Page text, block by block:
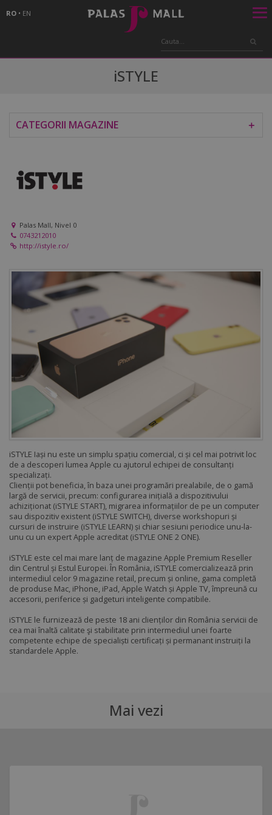
RO • EN
iSTYLE
CATEGORII MAGAZINE ＋
Palas Mall, Nivel 0
0743212010
http://istyle.ro/
iSTYLE Iași nu este un simplu spațiu comercial, ci și cel mai potrivit loc
de a descoperi lumea Apple cu ajutorul echipei de consultanți
specializați.
Clienții pot beneficia, în baza unei programări prealabile, de o gamă
largă de servicii, precum: configurarea inițială a dispozitivului
achiziționat (iSTYLE START), migrarea informațiilor de pe un computer
sau dispozitiv existent (iSTYLE SWITCH), diverse workshopuri și
cursuri de instruire (iSTYLE LEARN) și chiar sesiuni periodice unu-la-
unu cu un expert Apple acreditat (iSTYLE ONE 2 ONE).
iSTYLE este cel mai mare lanț de magazine Apple Premium Reseller
din Centrul și Estul Europei. În România, iSTYLE comercializează prin
intermediul celor 9 magazine retail, precum și online, gama completă
de produse Mac, iPhone, iPad, Apple Watch și Apple TV, împreună cu
accesorii, periferice și gadgeturi inteligente compatibile.
iSTYLE le furnizează de peste 18 ani clienților din România servicii de
cea mai înaltă calitate şi stabilitate prin intermediul unei foarte
competente echipe de specialiști certificați și permanant instruiți la
standardele Apple.
Mai vezi